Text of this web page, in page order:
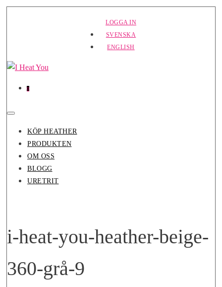
LOGGA IN
SVENSKA
ENGLISH
Varukorg
0
i
på/av
KÖP HEATHER
PRODUKTEN
OM OSS
BLOGG
URETRIT
i-heat-you-heather-beige-
360-grå-9